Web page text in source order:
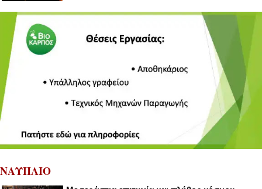
ΝΑΥΠΛΙΟ